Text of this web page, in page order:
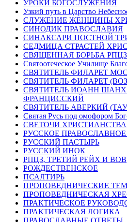
УРОКИ БОГОСЛУЖЕНИЯ
Узкий путь в Царство
СЛУЖЕНИЕ ЖЕНЩИНЫ
СИНОДИК ПРАВОСЛАВИЯ
СИНАКСАРИ ПОСТНОЙ
СЕДМИЦА СТРАСТЕЙ
СВЯЩЕННАЯ БОРЬБА
Святоотеческое Училище
СВЯТИТЕЛЬ ФИЛАРЕТ
СВЯТИТЕЛЬ ФИЛАРЕТ
СВЯТИТЕЛЬ ИОАНН
ФРАНЦИССКИЙ
СВЯТИТЕЛЬ АВЕРКИЙ
Святая Русь под омофором
СВЕТОЧИ ХРИСТИАНСТВА
РУССКОЕ ПРАВОСЛАВНОЕ
РУССКИЙ ПАСТЫРЬ
РУССКИЙ ИНОК
РПЦЗ, ТРЕТИЙ РЕЙХ И ВОВ
РОЖДЕСТВЕНСКОЕ
ПСАЛТИРЬ
ПРОПОВЕДНИЧЕСКИЕ
ПРОПОВЕДНИЧЕСКАЯ
ПРАКТИЧЕСКОЕ
ПРАКТИЧЕСКАЯ ЛОГИКА
ПРАВОСЛАВНЫЕ ОТВЕТЫ